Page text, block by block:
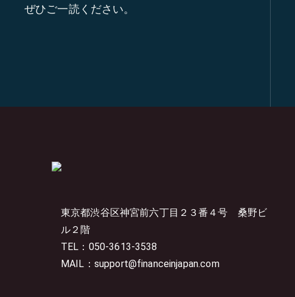
ぜひご一読ください。
東京都渋谷区神宮前六丁目２３番４号 桑野ビ
ル２階
TEL：050-3613-3538
MAIL：support@financeinjapan.com